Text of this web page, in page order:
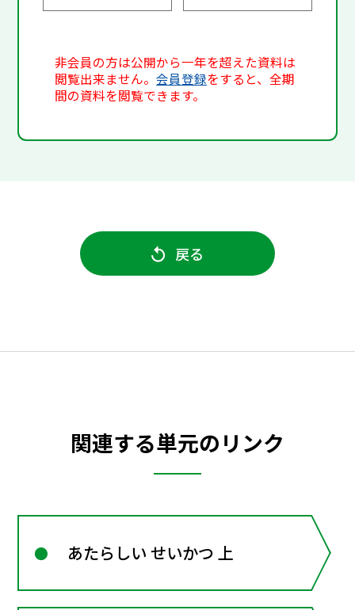
非会員の方は公開から一年を超えた資料は
閲覧出来ません。会員登録をすると、全期
間の資料を閲覧できます。
戻る
関連する単元のリンク
あたらしい せいかつ 上